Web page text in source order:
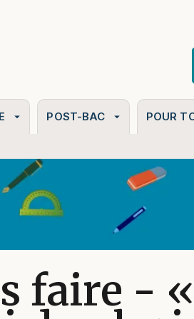
arrow_drop_down POST-BAC arrow_drop_down POUR
faire -